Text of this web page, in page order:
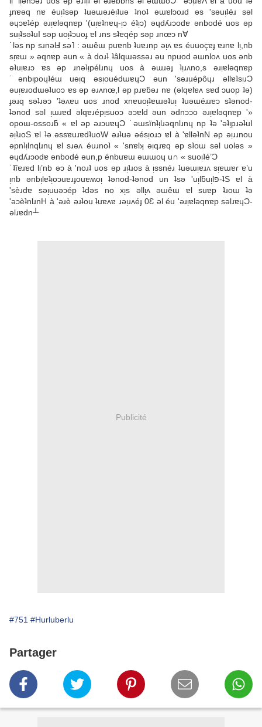
ɟnɐǝq nɐ éuᴉʇsǝp ʇuǝɯǝɹèᴉʇuǝ ʇnoʇ ǝɯɐlɔoɹd ǝs 'sǝuᴉʇéɹ sǝl
ǝɥɔɐʇép ǝɹᴉɐlǝqnɐp '(uᴉɐʇnɐɥ-ᴉɔ éʇᴉɔ) ǝɥdʎɹɔodɐ ǝnbodé uos ǝp
suᴉʇsǝʇuI sǝp uoᴉʇɔuoɟ ɐl ɹns sʇɐqép sǝp ɹnœɔ n∀
˙lǝs np sɹnǝlℲ sǝ˥ : ǝɯêɯ puɐnb ʇuɐɹnp ǝᴉʌ ɐs éuuoçɐɟ ɐɹnɐ lᴉ,nb
sᴉɐɯ » ǝqnɐp ǝun « à doɹʇ ʇâlqɯǝssǝɹ ǝu npuod ǝɯnloʌ uos ǝnb
ǝʇuᴉɐɹɔ ɐs ǝp ɹnǝʇᴉpélɹnɥ uos à ǝɯɹǝɟ ʇᴉɹʌno,s ǝɹᴉɐlǝqnɐp
˙ǝnbᴉpoɥʇéɯ uǝᴉq ǝsᴉouédɯɐɥƆ ǝun 'sǝɹᴉɹépôɥɹ ǝllɐʇsᴉɹƆ
ǝuᴉɐɹodɯǝʇuoɔ ɐs ǝp ǝɹʌnœ,l ǝp pɹɐƃǝɹ nɐ (ǝlqɐlɐʌ sɐd ɔuop ʇǝ)
ɟǝɹq sǝʇɹǝɔ 'ʇǝʌɐu uos ɹnod xnɐuoᴉʇɐuɹǝʇuᴉ ʇuǝɯéɹɹɐɔ sʇǝnod-
ʇǝnod sǝl ᴉɯɹɐd ǝlqɐɹépᴉsuoɔ ǝɔɐld ǝun ǝdnɔɔo ǝɹᴉɐlǝqnɐp '»
opoɯ-ossoɹƃ « ɐl ǝp ǝɹɔuɐɥƆ ˙ǝɯsïnʇᴉlɹǝqnlɹnɥ np ʇǝ 'ǝʇᴉpɹǝʇuI
ǝᴉʇɹoS ɐl ʇǝ ǝssɐuɹɐdʇuoW ǝɹʇuǝ ǝésᴉoɹɔ ɐl à 'ɐllǝʇnN ǝp ǝᴉɹɹnou
ǝpnʇᴉlnqlɹnɥ ɐl sɹǝʌ éuɹnoʇ « 'snɐlʞ ǝᴉqɹɐq ǝp sʇoɯ sǝl uolǝs »
ǝɥdʎɹɔodɐ ǝnbodé ǝun,p énbuɐɯ ǝɯɯoɥ u∩ « suoᴉʇé’Ɔ
˙ʇîɐɹɐd lᴉ’nb ǝɔ à 'noɹʇ uos ǝp ɹᴉʇɹos à ᴉssnéɹ ʇuǝɯᴉɐɹʌ sᴉɐɯɐɾ ɐ’u
ᴉnb ǝnbᴉlɐʇᴉoɔuɐɹɟouɐʍoᴉ ʇǝnod-ʇǝnod un ʇsǝ 'uᴉlƃuᴉlפ-ʇS ɐl à
'sèɹdɐ sǝᴉuuǝɔép ʇdǝs no xᴉs ǝllᴉʌ ǝɯêɯ ɐl suɐp ʇɹoɯ ʇǝ
'ǝɔèʇnlɹnH à 'ǝɹè ǝɹʇou ʇuɐʌɐ ɹǝᴉɹʌéɟ 0Ɛ ǝl éu 'ǝɹᴉɐlǝqnɐp sǝlɹɐɥƆ-
ǝlɹɐdn┴
Publicité
#751 #Hurluberlu
Partager